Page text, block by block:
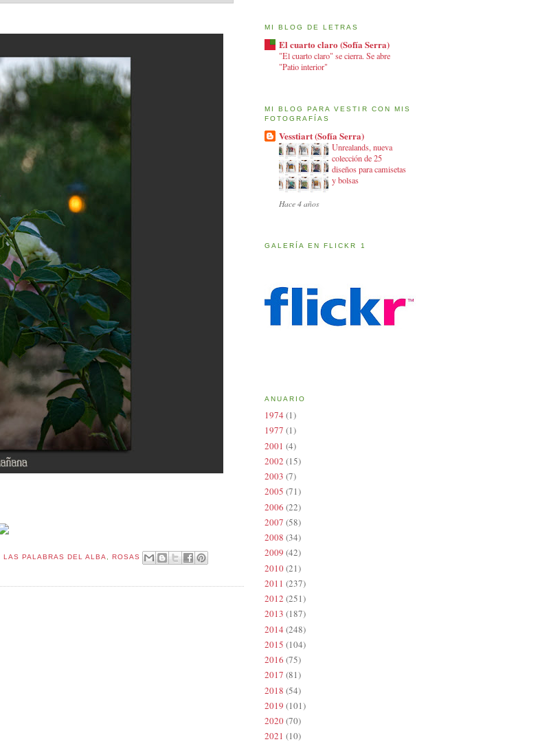
LAS PALABRAS DEL ALBA ,ROSAS
MI BLOG DE LETRAS
El cuarto claro (Sofía Serra)
"El cuarto claro" se cierra. Se abre
"Patio interior"
MI BLOG PARA VESTIR CON MIS
FOTOGRAFÍAS
Vesstiart (Sofía Serra)
Unrealands, nueva
colección de 25
diseños para camisetas
y bolsas
Hace 4 años
GALERÍA EN FLICKR 1
ANUARIO
1974 (1)
1977 (1)
2001 (4)
2002 (15)
2003 (7)
2005 (71)
2006 (22)
2007 (58)
2008 (34)
2009 (42)
2010(21)
2011 (237)
2012 (251)
2013 (187)
2014 (248)
2015 (104)
2016 (75)
2017 (81)
2018 (54)
2019 (101)
2020(70)
2021 (10)